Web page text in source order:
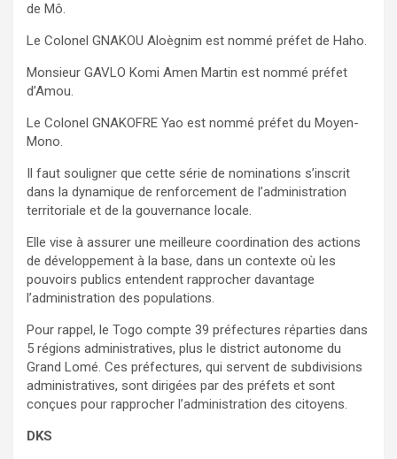
de Mô.
Le Colonel GNAKOU Aloègnim est nommé préfet de Haho.
Monsieur GAVLO Komi Amen Martin est nommé préfet
d’Amou.
Le Colonel GNAKOFRE Yao est nommé préfet du Moyen-
Mono.
Il faut souligner que cette série de nominations s’inscrit
dans la dynamique de renforcement de l’administration
territoriale et de la gouvernance locale.
Elle vise à assurer une meilleure coordination des actions
de développement à la base, dans un contexte où les
pouvoirs publics entendent rapprocher davantage
l’administration des populations.
Pour rappel, le Togo compte 39 préfectures réparties dans
5 régions administratives, plus le district autonome du
Grand Lomé. Ces préfectures, qui servent de subdivisions
administratives, sont dirigées par des préfets et sont
conçues pour rapprocher l’administration des citoyens.
DKS